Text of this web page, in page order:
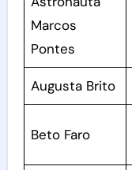
Marcos
Pontes
Augusta Brito
Beto Faro